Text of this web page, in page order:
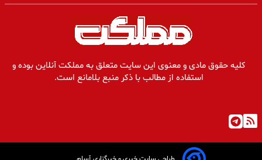
کلیه حقوق مادی و معنوی این سایت متعلق به مملکت آنلاین بوده و
استفاده از مطالب با ذکر منبع بلامانع است.